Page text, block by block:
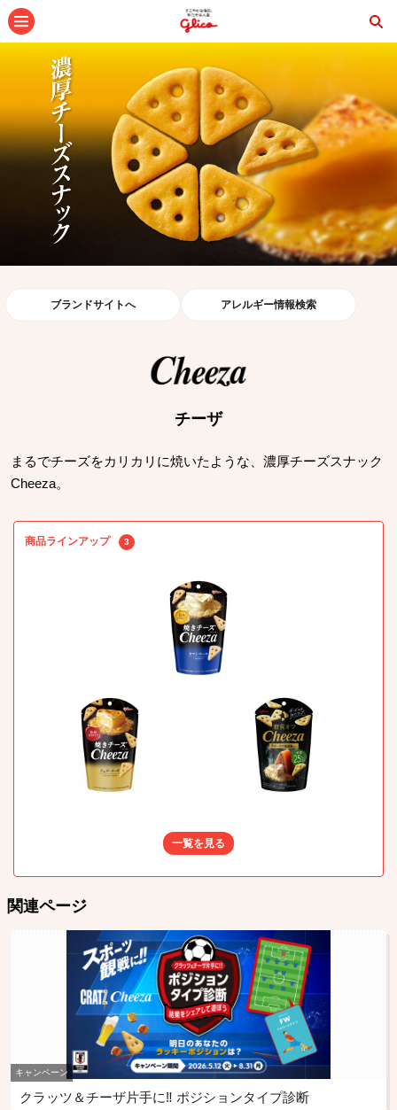
ブランドサイトへ アレルギー情報検索
チーザ
まるでチーズをカリカリに焼いたような、濃厚チーズスナック
Cheeza。
商品ラインアップ 3
一覧を見る
関連ページ
キャンペーン
クラッツ＆チーザ片手に‼ ポジションタイプ診断